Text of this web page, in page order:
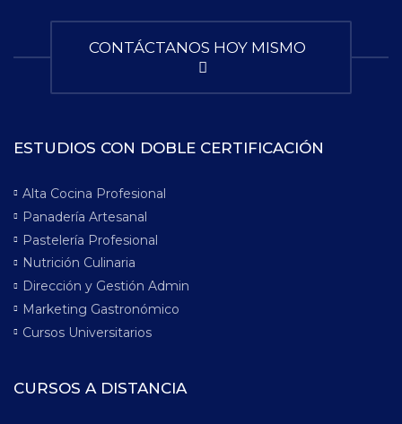
CONTÁCTANOS HOY MISMO
ESTUDIOS CON DOBLE CERTIFICACIÓN
Alta Cocina Profesional
Panadería Artesanal
Pastelería Profesional
Nutrición Culinaria
Dirección y Gestión Admin
Marketing Gastronómico
Cursos Universitarios
CURSOS A DISTANCIA